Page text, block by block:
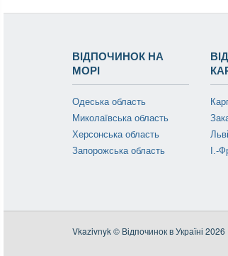
ВІДПОЧИНОК НА
МОРІ
Одеська область
Миколаївська область
Херсонська область
Запорожська область
І.-
Vkazivnyk © Відпочинок в Україні 2026